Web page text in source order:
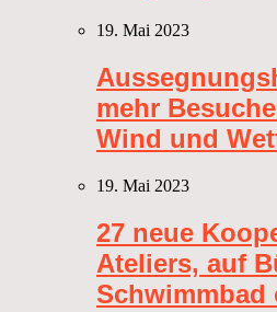
19. Mai 2023
mehr
Wind und
19. Mai 2023
27 neue
Ateliers, auf
Schwimmbad